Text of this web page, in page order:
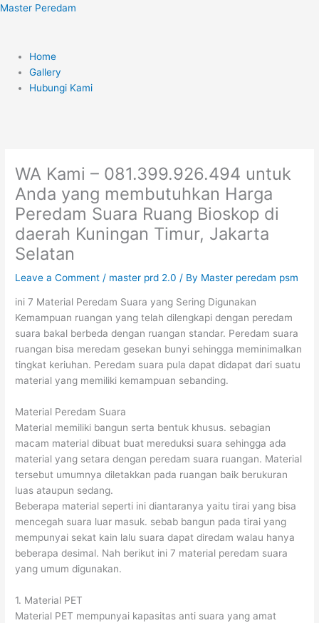
Skip
Master Peredam
Menu
Home
Gallery
Hubungi Kami
WA Kami – 081.399.926.494 untuk
Anda yang membutuhkan Harga
Peredam Suara Ruang Bioskop di
daerah Kuningan Timur, Jakarta
Selatan
Leave a Comment / master prd 2.0 / By Master peredam psm
ini 7 Material Peredam Suara yang Sering Digunakan
Kemampuan ruangan yang telah dilengkapi dengan peredam
suara bakal berbeda dengan ruangan standar. Peredam suara
ruangan bisa meredam gesekan bunyi sehingga meminimalkan
tingkat keriuhan. Peredam suara pula dapat didapat dari suatu
material yang memiliki kemampuan sebanding.
Material Peredam Suara
Material memiliki bangun serta bentuk khusus. sebagian
macam material dibuat buat mereduksi suara sehingga ada
material yang setara dengan peredam suara ruangan. Material
tersebut umumnya diletakkan pada ruangan baik berukuran
luas ataupun sedang.
Beberapa material seperti ini diantaranya yaitu tirai yang bisa
mencegah suara luar masuk. sebab bangun pada tirai yang
mempunyai sekat kain lalu suara dapat diredam walau hanya
beberapa desimal. Nah berikut ini 7 material peredam suara
yang umum digunakan.
1. Material PET
Material PET mempunyai kapasitas anti suara yang amat